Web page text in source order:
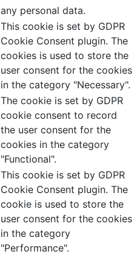
any personal data.
This cookie is set by GDPR
Cookie Consent plugin. The
cookies is used to store the
user consent for the cookies
in the category "Necessary".
The cookie is set by GDPR
cookie consent to record
the user consent for the
cookies in the category
"Functional".
This cookie is set by GDPR
Cookie Consent plugin. The
cookie is used to store the
user consent for the cookies
in the category
"Performance".